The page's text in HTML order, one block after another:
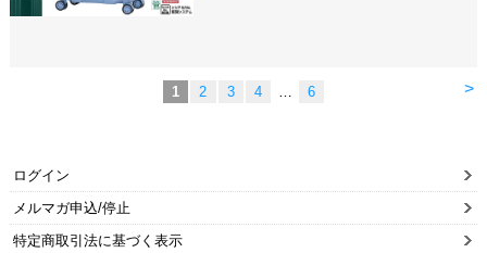
>
1 2 3 4 6
ログイン
メルマガ申込/停止
特定商取引法に基づく表示